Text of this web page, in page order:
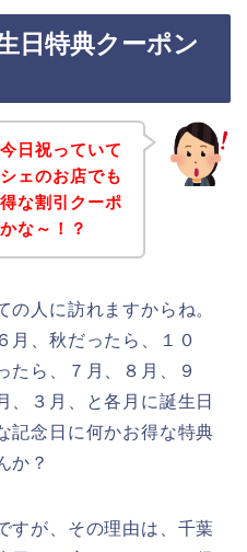
日特典クーポン
日祝っていて
ェのお店でも
な割引クーポ
な～！？
人に訪れますからね。
月、秋だったら、１０
たら、７月、８月、９
、３月、と各月に誕生日
記念日に何かお得な特典
か？
すが、その理由は、千葉